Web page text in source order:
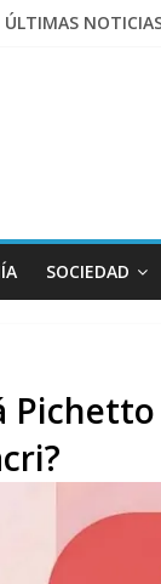
ÚLTIMAS
SOCIEDAD